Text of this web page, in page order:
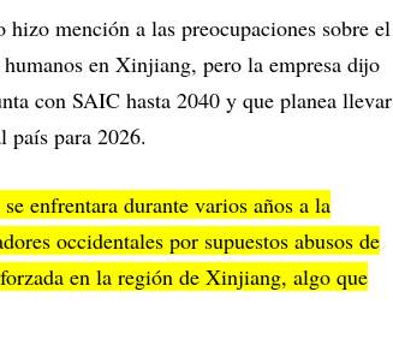
mención a las preocupaciones sobre el
en Xinjiang, pero la empresa dijo
con SAIC hasta 2040 y que planea llevar
país para 2026.
enfrentara durante varios años a la
occidentales por supuestos abusos de
en la región de Xinjiang, algo que